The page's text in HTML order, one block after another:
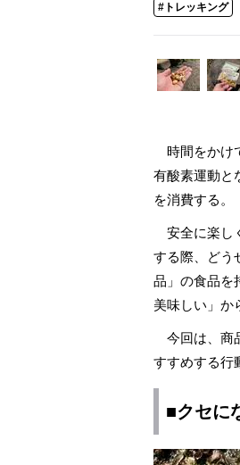
#トレッキング
時間をかけ
有酸素運動と
を消費する。
安全に楽し
する際、どう
品」の食品を
美味しい」か
今回は、商
すすめする行
■クセに